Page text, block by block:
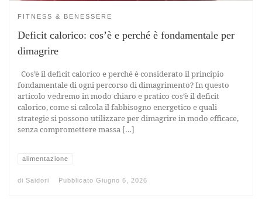
FITNESS & BENESSERE
Deficit calorico: cos’è e perché è fondamentale per
dimagrire
Cos’è il deficit calorico e perché è considerato il principio
fondamentale di ogni percorso di dimagrimento? In questo
articolo vedremo in modo chiaro e pratico cos’è il deficit
calorico, come si calcola il fabbisogno energetico e quali
strategie si possono utilizzare per dimagrire in modo efficace,
senza compromettere massa […]
alimentazione
di Saidori Pubblicato Giugno 6, 2026